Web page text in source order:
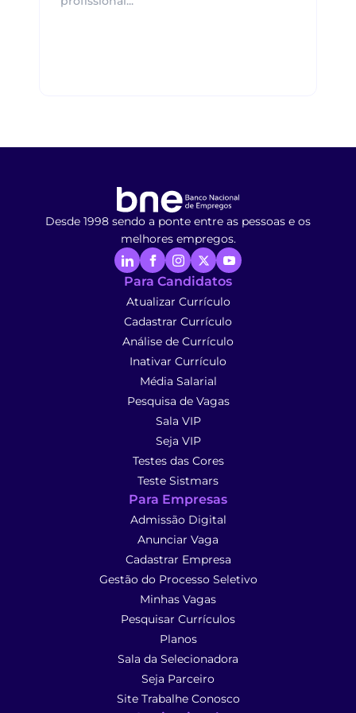
Desde 1998 sendo a ponte entre as pessoas e os
melhores empregos.
Para Candidatos
Atualizar Currículo
Cadastrar Currículo
Análise de Currículo
Inativar Currículo
Média Salarial
Pesquisa de Vagas
Sala VIP
Seja VIP
Testes das Cores
Teste Sistmars
Para Empresas
Admissão Digital
Anunciar Vaga
Cadastrar Empresa
Gestão do Processo Seletivo
Minhas Vagas
Pesquisar Currículos
Planos
Sala da Selecionadora
Seja Parceiro
Site Trabalhe Conosco